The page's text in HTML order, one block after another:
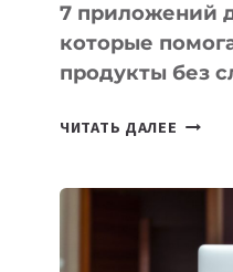
7 приложений
которые
продукты без
ЧИТАТЬ ДАЛЕЕ